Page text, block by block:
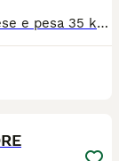
Asia nata il 01/01/2021 lei è 60 cm di garrese e pesa 35 kg.....35 kg di amore puro ! Un nuvola bianca da coccolare ! Bella, buona e coccolosa ! Lei è stata sequestrata al suo padrone, che la maltrattava. Per farla sembrare cattiva, pericolosa ed aggresiva, le ha tagliato anche le orecchie ! Povero piccolo amore. Ma lei non ha mai smesso di amare gli esseri umani, perchè lei ha un cuore troppo grande. Sarebbe ora, che lei esce dal canile per entrare in una casa tutta sua con una famiglia tutta sua. è brava, buona e va d'accordo con tutti ! per tutte le info chiamate il 0039/3714497821